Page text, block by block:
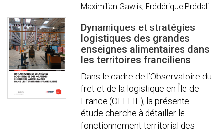
Maximilian Gawlik, Frédérique Prédali
Dynamiques et stratégies
logistiques des grandes
enseignes alimentaires dans
les territoires franciliens
Dans le cadre de l’Observatoire du
fret et de la logistique en Île-de-
France (OFELIF), la présente
étude cherche à détailler le
fonctionnement territorial des